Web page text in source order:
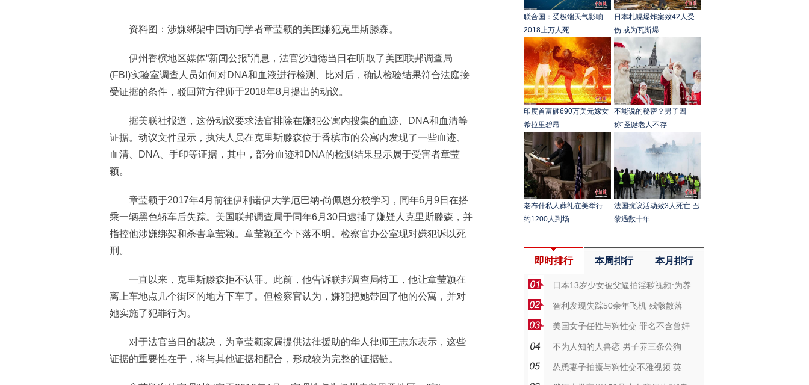
资料图：涉嫌绑架中国访问学者章莹颖的美国嫌犯克里斯滕森。
伊州香槟地区媒体“新闻公报”消息，法官沙迪德当日在听取了美国联邦调查局
(FBI)实验室调查人员如何对DNA和血液进行检测、比对后，确认检验结果符合法庭接
受证据的条件，驳回辩方律师于2018年8月提出的动议。
据美联社报道，这份动议要求法官排除在嫌犯公寓内搜集的血迹、DNA和血清等
证据。动议文件显示，执法人员在克里斯滕森位于香槟市的公寓内发现了一些血迹、
血清、DNA、手印等证据，其中，部分血迹和DNA的检测结果显示属于受害者章莹
颖。
章莹颖于2017年4月前往伊利诺伊大学厄巴纳-尚佩恩分校学习，同年6月9日在搭
乘一辆黑色轿车后失踪。美国联邦调查局于同年6月30日逮捕了嫌疑人克里斯滕森，并
指控他涉嫌绑架和杀害章莹颖。章莹颖至今下落不明。检察官办公室现对嫌犯诉以死
刑。
一直以来，克里斯滕森拒不认罪。此前，他告诉联邦调查局特工，他让章莹颖在
离上车地点几个街区的地方下车了。但检察官认为，嫌犯把她带回了他的公寓，并对
她实施了犯罪行为。
对于法官当日的裁决，为章莹颖家属提供法律援助的华人律师王志东表示，这些
证据的重要性在于，将与其他证据相配合，形成较为完整的证据链。
联合国：受极端天气影响
2018上万人死
日本札幌爆炸案致42人受
伤 或为瓦斯爆
印度首富砸690万美元嫁女
希拉里碧昂
不能说的秘密？男子因
称“圣诞老人不存
老布什私人葬礼在美举行
约1200人到场
法国抗议活动致3人死亡 巴
黎遇数十年
即时排行 本周排行 本月排行
日本13岁少女被父逼拍淫秽视频:为养
智利发现失踪50余年飞机 残骸散落
美国女子任性与狗性交 罪名不含兽奸
不为人知的人兽恋 男子养三条公狗
怂恿妻子拍摄与狗性交不雅视频 英